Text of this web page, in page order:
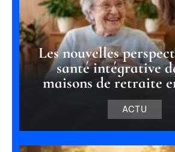
Les nouvelles
santé intégrative
maisons de retraite
ACTU